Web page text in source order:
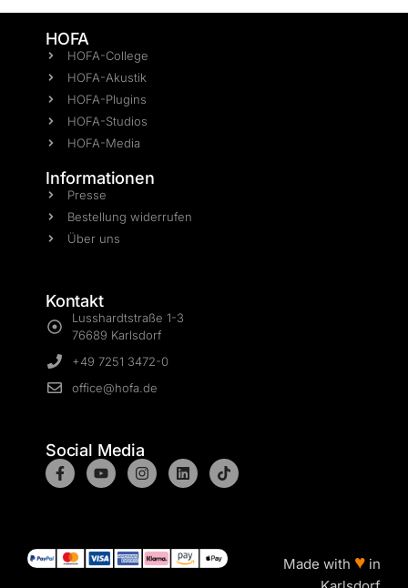
HOFA
HOFA-College
HOFA-Akustik
HOFA-Plugins
HOFA-Studios
HOFA-Media
Informationen
Presse
Bestellung widerrufen
Über uns
Kontakt
Lusshardtstraße 1-3
76689 Karlsdorf
+49 7251 3472-0
office@hofa.de
Social Media
Made with ♥ in